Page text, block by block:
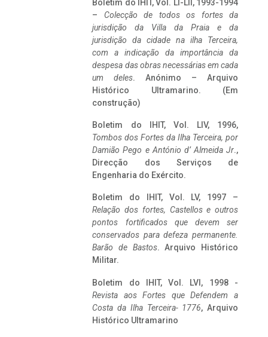
Boletim do IHIT, Vol. LI-LII, 1993-1994
– Colecção de todos os fortes da
jurisdição da Villa da Praia e da
jurisdição da cidade na ilha Terceira,
com a indicação da importância da
despesa das obras necessárias em cada
um deles. Anónimo – Arquivo
Histórico Ultramarino. (Em
construção)
Boletim do IHIT, Vol. LIV, 1996,
Tombos dos Fortes da Ilha Terceira, por
Damião Pego e António d’ Almeida Jr.,
Direcção dos Serviços de
Engenharia do Exército.
Boletim do IHIT, Vol. LV, 1997 –
Relação dos fortes, Castellos e outros
pontos fortificados que devem ser
conservados para defeza permanente.
Barão de Bastos. Arquivo Histórico
Militar.
Boletim do IHIT, Vol. LVI, 1998 -
Revista aos Fortes que Defendem a
Costa da Ilha Terceira- 1776, Arquivo
Histórico Ultramarino